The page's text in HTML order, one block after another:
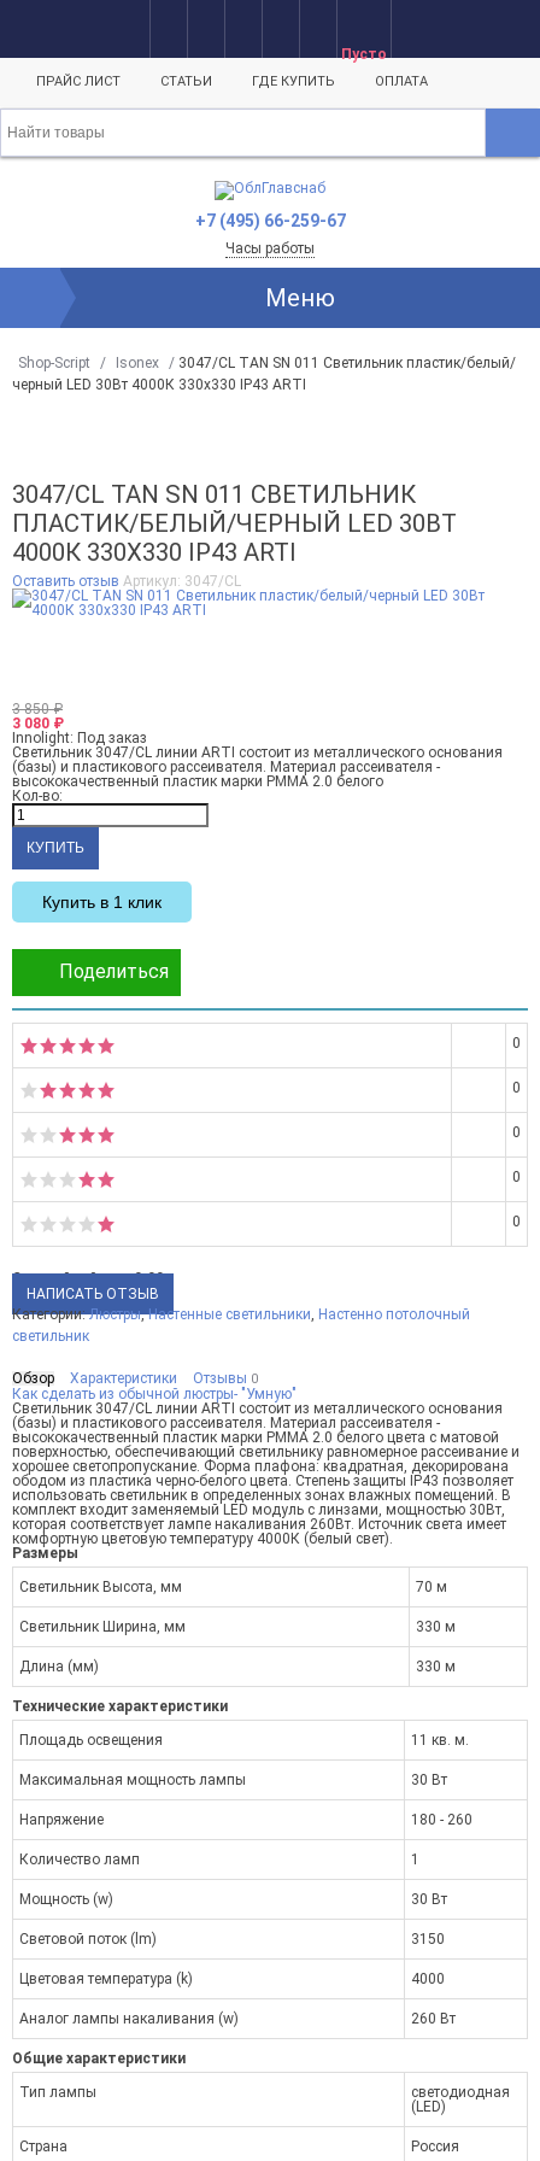
Пусто
ПРАЙС ЛИСТ СТАТЬИ ГДЕ КУПИТЬ ОПЛАТА
+7 (495) 66-259-67
Часы работы
Меню
Shop-Script / Isonex / 3047/CL TAN SN 011 Светильник пластик/белый/
черный LED 30Вт 4000К 330х330 IP43 ARTI
3047/CL TAN SN 011 СВЕТИЛЬНИК
ПЛАСТИК/БЕЛЫЙ/ЧЕРНЫЙ LED 30ВТ
4000К 330Х330 IP43 ARTI
Оставить отзыв Артикул: 3047/CL
3 850₽
3 080 ₽
Innolight: Под заказ
Светильник 3047/CL линии ARTI состоит из металлического основания
(базы) и пластикового рассеивателя. Материал рассеивателя -
высококачественный пластик марки PMMA 2.0 белого
Кол-во:
Купить в 1 клик
Поделиться
0
0
0
0
0
Средний рейтинг:0.00
НАПИСАТЬ ОТЗЫВ
Категории:Люстры,Настенные светильники, Настенно потолочный
светильник
Обзор Характеристики Отзывы 0
Как сделать из обычной люстры- "Умную"
Светильник 3047/CL линии ARTI состоит из металлического основания
(базы) и пластикового рассеивателя. Материал рассеивателя -
высококачественный пластик марки PMMA 2.0 белого цвета с матовой
поверхностью, обеспечивающий светильнику равномерное рассеивание и
хорошее светопропускание. Форма плафона: квадратная, декорирована
ободом из пластика черно-белого цвета. Степень защиты IP43 позволяет
использовать светильник в определенных зонах влажных помещений. В
комплект входит заменяемый LED модуль с линзами, мощностью 30Вт,
которая соответствует лампе накаливания 260Вт. Источник света имеет
комфортную цветовую температуру 4000К (белый свет).
Размеры
Светильник Высота, мм
70 м
Светильник Ширина, мм 330 м
Длина (мм) 330 м
Технические характеристики
Площадь освещения
11 кв. м.
Максимальная мощность лампы 30 Вт
Напряжение 180 - 260
Количество ламп 1
Мощность (w) 30 Вт
Световой поток (lm) 3150
Цветовая температура (k) 4000
Аналог лампы накаливания (w) 260 Вт
Общие характеристики
Тип лампы
светодиодная
(LED)
Страна Россия